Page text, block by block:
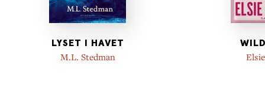
LYSET I HAVET
M.L. Stedman